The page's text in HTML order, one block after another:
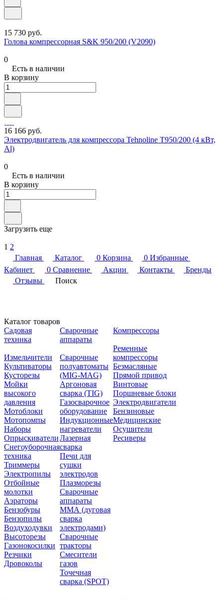
15 730 руб.
Голова компрессорная S&K 950/200 (V2090)
0
Есть в наличии
В корзину
16 166 руб.
Электродвигатель для компрессора Tehnoline T950/200 (4 кВт,
Al)
0
Есть в наличии
В корзину
Загрузить еще
1 2
Главная
Каталог 0 Корзина 0 Избранные
Кабинет
0 Сравнение Акции Контакты
Бренды
Отзывы
Поиск
Каталог товаров
Садовая
техника
Измельчители
Культиваторы
Кусторезы
Мойки
высокого
давления
Мотоблоки
Мотопомпы
Наборы
Опрыскиватели
Снегоуборочная
техника
Триммеры
Электропилы
Отбойные
молотки
Аэраторы
Бензобуры
Бензопилы
Воздуходувки
Высоторезы
Газонокосилки
Резчики
Дровоколы
Сварочные
аппараты
Сварочные
полуавтоматы
(MIG-MAG)
Аргоновая
сварка (TIG)
Газосварочное
оборудование
Индукционные
нагреватели
Лазерная
сварка
Печи для
сушки
электродов
Плазморезы
Сварочные
аппараты
ММА (дуговая
сварка
электродами)
Сварочные
тракторы
Смесители
газов
Точечная
сварка (SPOT)
Компрессоры
Ременные
компрессоры
Безмасляные
Прямой привод
Винтовые
Поршневые блоки
Электродвигатели
Бензиновые
Медицинские
Осушители
Ресиверы